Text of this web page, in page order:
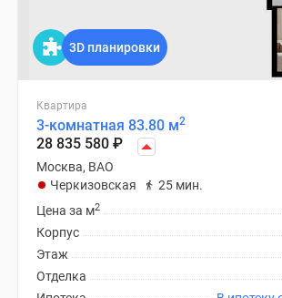
3D планировки
Квартира
3-комнатная 83.80 м2
28 835 580 ₽
Москва, ВАО
Черкизовская
25 мин.
Цена за м2
Корпус
Этаж
Отделка